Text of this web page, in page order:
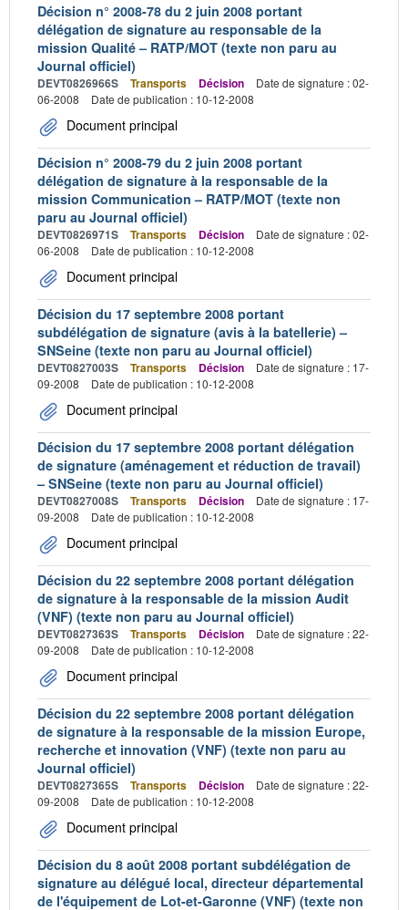
Décision n° 2008-78 du 2 juin 2008 portant
délégation de signature au responsable de la
mission Qualité – RATP/MOT (texte non paru au
Journal officiel)
DEVT0826966S Transports Décision
Date de signature : 02-
06-2008
Date de publication : 10-12-2008
Document principal
Décision n° 2008-79 du 2 juin 2008 portant
délégation de signature à la responsable de la
mission Communication – RATP/MOT (texte non
paru au Journal officiel)
DEVT0826971S Transports Décision
Date de signature : 02-
06-2008
Date de publication : 10-12-2008
Document principal
Décision du 17 septembre 2008 portant
subdélégation de signature (avis à la batellerie) –
SNSeine (texte non paru au Journal officiel)
DEVT0827003S Transports Décision
Date de signature : 17-
09-2008
Date de publication : 10-12-2008
Document principal
Décision du 17 septembre 2008 portant délégation
de signature (aménagement et réduction de travail)
– SNSeine (texte non paru au Journal officiel)
DEVT0827008S Transports Décision
Date de signature : 17-
09-2008
Date de publication : 10-12-2008
Document principal
Décision du 22 septembre 2008 portant délégation
de signature à la responsable de la mission Audit
(VNF) (texte non paru au Journal officiel)
DEVT0827363S Transports Décision
Date de signature : 22-
09-2008
Date de publication : 10-12-2008
Document principal
Décision du 22 septembre 2008 portant délégation
de signature à la responsable de la mission Europe,
recherche et innovation (VNF) (texte non paru au
Journal officiel)
DEVT0827365S Transports Décision
Date de signature : 22-
09-2008
Date de publication : 10-12-2008
Document principal
Décision du 8 août 2008 portant subdélégation de
signature au délégué local, directeur départemental
de l'équipement de Lot-et-Garonne (VNF) (texte non